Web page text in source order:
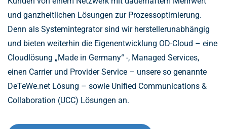
und ganzheitlichen Lösungen zur Prozessoptimierung.
Denn als Systemintegrator sind wir herstellerunabhängig
und bieten weiterhin die Eigenentwicklung OD-Cloud – eine
Cloudlösung „Made in Germany“ -, Managed Services,
einen Carrier und Provider Service – unsere so genannte
DeTeWe.net Lösung – sowie Unified Communications &
Collaboration (UCC) Lösungen an.